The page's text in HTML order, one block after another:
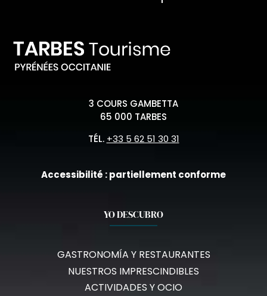
3 COURS GAMBETTA
65 000 TARBES
TÉL. +33 5 62 51 30 31
Accessibilité : partiellement conforme
YO DESCUBRO
GASTRONOMÍA Y RESTAURANTES
NUESTROS IMPRESCINDIBLES
ACTIVIDADES Y OCIO